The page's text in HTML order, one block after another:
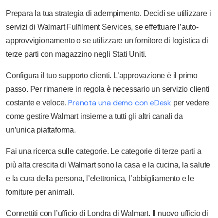
Prepara la tua strategia di adempimento. Decidi se utilizzare i
servizi di Walmart Fulfilment Services, se effettuare l’auto-
approvvigionamento o se utilizzare un fornitore di logistica di
terze parti con magazzino negli Stati Uniti.
Configura il tuo supporto clienti. L’approvazione è il primo
passo. Per rimanere in regola è necessario un servizio clienti
costante e veloce.Prenota una demo con eDesk per vedere
come gestire Walmart insieme a tutti gli altri canali da
un’unica piattaforma.
Fai una ricerca sulle categorie. Le categorie di terze parti a
più alta crescita di Walmart sono la casa e la cucina, la salute
e la cura della persona, l’elettronica, l’abbigliamento e le
forniture per animali.
Connettiti con l’ufficio di Londra di Walmart. Il nuovo ufficio di